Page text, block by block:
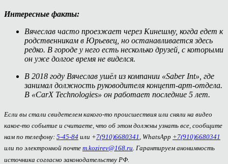
Интересные факты:
Вячеслав часто проезжает через Кинешму, когда едет к
родственникам в Юрьевец, но останавливается здесь
редко. В городе у него есть несколько друзей, с которыми
он уже долгое время не виделся.
В 2018 году Вячеслав ушёл из компании «Saber Int», где
занимал должность руководителя концепт-арт-отдела.
В «CarX Technologies» он работает последние 5 лет.
Если вы стали свидетелем какого-то происшествия или сняли на видео
какое-то событие и считаете, что об этом должны узнать все, сообщите
нам по телефону: 5-45-84 или +7(910)6680341 , WhatsApp +7(910)6680341
или по электронной почте m.kozirev@168.ru. Гарантируем анонимность
источника согласно законодательству РФ.